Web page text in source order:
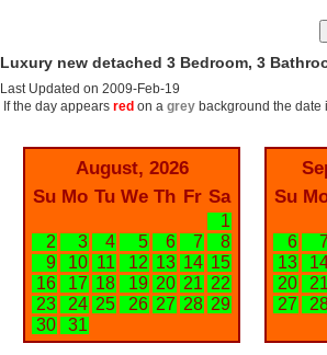
Luxury new detached 3 Bedroom, 3
Last Updated on 2009-Feb-19
If the day appears red on a grey background the date
August, 2026
Su Mo Tu We Th Fr Sa
1
2
3 4 5 6 7
8
9
10 11 12 13 14 15
16
17 18 19 20 21 22
23
24 25 26 27 28 29
30
31
Su
6
13
20
27